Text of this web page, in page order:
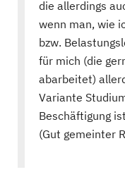
die allerdings
wenn man, wie
bzw.
für mich (die
abarbeitet)
Variante
Beschäftigung
(Gut gemeinter